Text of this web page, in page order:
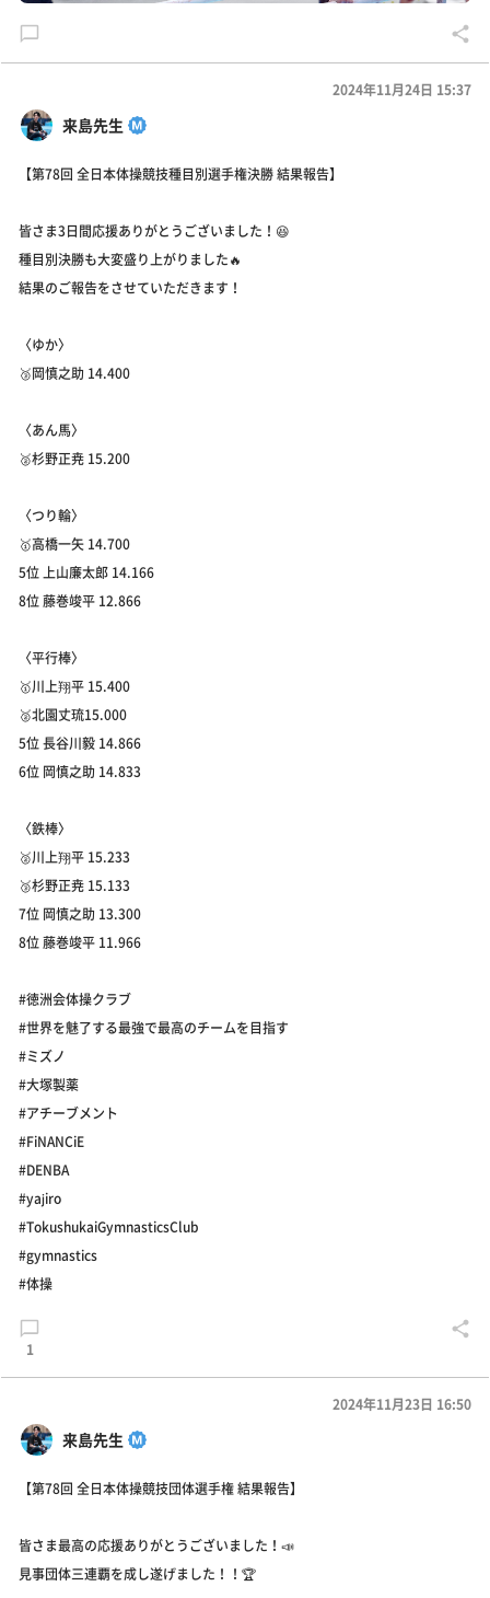
来島先生
2024年11月24日 15:37
【第78回 全日本体操競技種目別選手権決勝 結果報告】
皆さま3日間応援ありがとうございました！😆
種目別決勝も大変盛り上がりました🔥
結果のご報告をさせていただきます！
〈ゆか〉
🥉岡慎之助 14.400
〈あん馬〉
🥈杉野正尭 15.200
〈つり輪〉
🥇高橋一矢 14.700
5位 上山廉太郎 14.166
8位 藤巻竣平 12.866
〈平行棒〉
🥇川上翔平 15.400
🥈北園丈琉15.000
5位 長谷川毅 14.866
6位 岡慎之助 14.833
〈鉄棒〉
🥈川上翔平 15.233
🥉杉野正尭 15.133
7位 岡慎之助 13.300
8位 藤巻竣平 11.966
#徳洲会体操クラブ
#世界を魅了する最強で最高のチームを目指す
#ミズノ
#大塚製薬
#アチーブメント
#FiNANCiE
#DENBA
#yajiro
#TokushukaiGymnasticsClub
#gymnastics
#体操
1
来島先生
2024年11月23日 16:50
【第78回 全日本体操競技団体選手権 結果報告】
皆さま最高の応援ありがとうございました！📣
見事団体三連覇を成し遂げました！！🏆